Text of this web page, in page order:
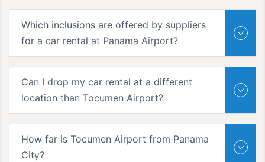
Which inclusions are offered by suppliers
for a car rental at Panama Airport?
Can I drop my car rental at a different
location than Tocumen Airport?
How far is Tocumen Airport from Panama
City?